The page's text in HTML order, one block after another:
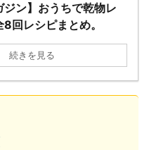
ジン】おうちで乾物レ
回レシピまとめ。
続きを見る